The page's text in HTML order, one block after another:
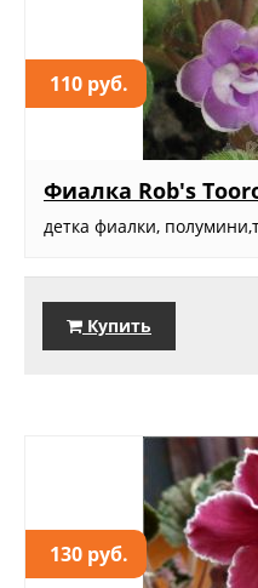
110 руб.
Фиалка Rob's
детка фиалки,
Купить
130 руб.